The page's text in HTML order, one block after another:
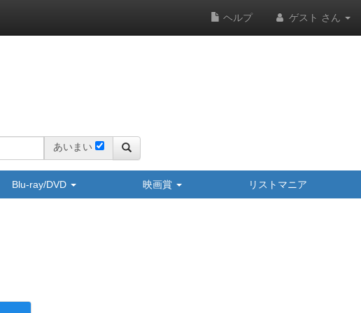
ヘルプ ゲスト さん
あいまい
Blu-ray/DVD 映画賞 リストマニア